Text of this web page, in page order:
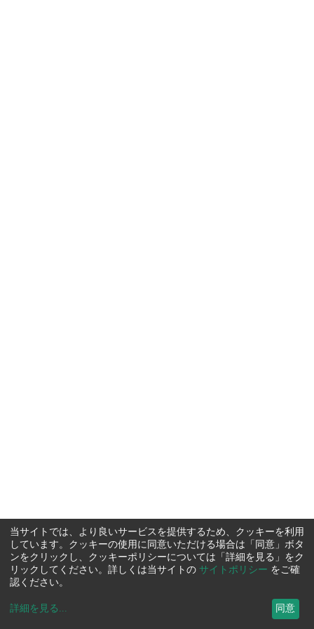
当サイトでは、より良いサービスを提供するため、クッキーを利用
しています。クッキーの使用に同意いただける場合は「同意」ボタ
ンをクリックし、クッキーポリシーについては「詳細を見る」をク
リックしてください。詳しくは当サイトの サイトポリシー をご確
認ください。
詳細を見る ... 同意